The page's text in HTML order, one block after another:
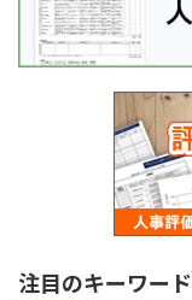
注目のキーワード